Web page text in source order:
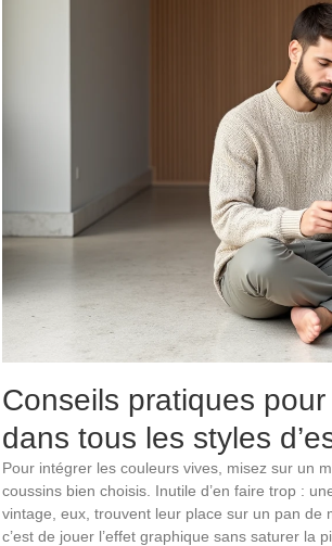
Conseils pratiques
dans tous les styles
Pour intégrer les couleurs vives, misez sur un
coussins bien choisis. Inutile d’en faire trop :
vintage, eux, trouvent leur place sur un pan de
c’est de jouer l’effet graphique sans saturer la